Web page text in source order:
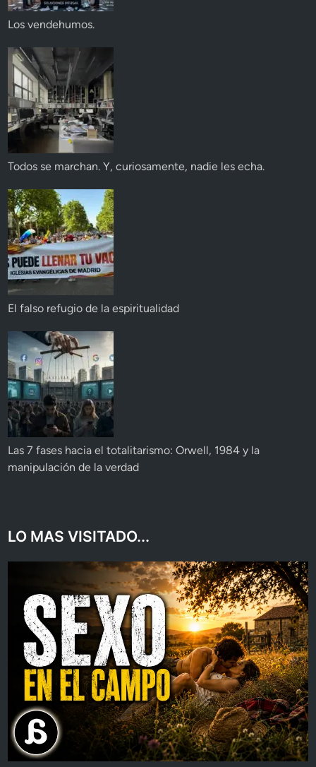
Los vendehumos.
Todos se marchan. Y, curiosamente, nadie les echa.
El falso refugio de la espiritualidad
Las 7 fases hacia el totalitarismo: Orwell, 1984 y la
manipulación de la verdad
LO MAS VISITADO...